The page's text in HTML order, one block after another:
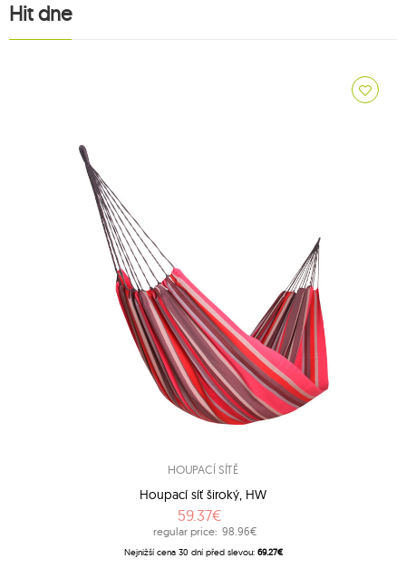
Hit dne
HOUPACÍ SÍTĚ
Houpací síť široký, HW
59.37€
regular price: 98.96€
Nejnižší cena 30 dní před slevou: 69.27€